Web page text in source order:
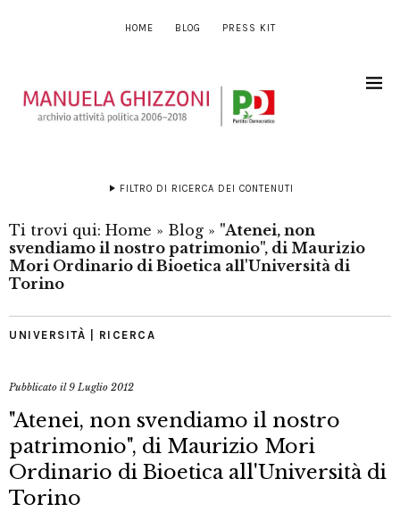
HOME BLOG PRESS KIT
FILTRO DI RICERCA DEI CONTENUTI
Ti trovi qui: Home » Blog » "Atenei, non
svendiamo il nostro patrimonio", di Maurizio
Mori Ordinario di Bioetica all'Università di
Torino
UNIVERSITÀ | RICERCA
Pubblicato il9 Luglio 2012
"Atenei, non svendiamo il nostro
patrimonio", di Maurizio Mori
Ordinario di Bioetica all'Università di
Torino